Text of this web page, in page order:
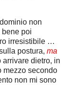
non
bene poi
irresistibile …
postura, ma
dietro, in
mezzo secondo
non mi sono